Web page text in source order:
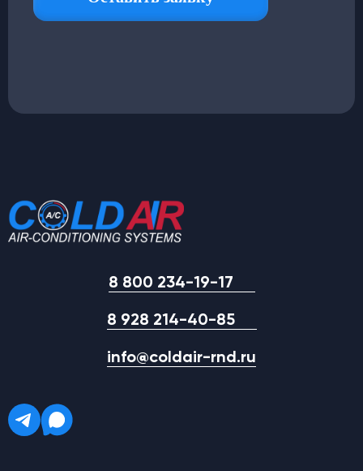
8 800 234-19-17
8 928 214-40-85
info@coldair-rnd.ru